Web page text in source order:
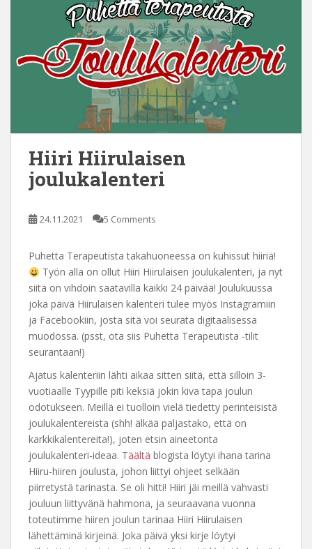
Hiiri Hiirulaisen
joulukalenteri
24.11.2021 5 Comments
Puhetta Terapeutista takahuoneessa on kuhissut hiiriä!
Työn alla on ollut Hiiri Hiirulaisen joulukalenteri, ja nyt
siitä on vihdoin saatavilla kaikki 24 päivää! Joulukuussa
joka päivä Hiirulaisen kalenteri tulee myös Instagramiin
ja Facebookiin, josta sitä voi seurata digitaalisessa
muodossa. (psst, ota siis Puhetta Terapeutista -tilit
seurantaan!)
Ajatus kalenteriin lähti aikaa sitten siitä, että silloin 3-
vuotiaalle Tyypille piti keksiä jokin kiva tapa joulun
odotukseen. Meillä ei tuolloin vielä tiedetty perinteisistä
joulukalentereista (shh! älkää paljastako, että on
karkkikalentereita!), joten etsin aineetonta
joulukalenteri-ideaa. Täältä blogista löytyi ihana tarina
Hiiru-hiiren joulusta, johon liittyi ohjeet selkään
piirretystä tarinasta. Se oli hitti! Hiiri jäi meillä vahvasti
jouluun liittyvänä hahmona, ja seuraavana vuonna
toteutimme hiiren joulun tarinaa Hiiri Hiirulaisen
lähettäminä kirjeinä. Joka päivä yksi kirje löytyi